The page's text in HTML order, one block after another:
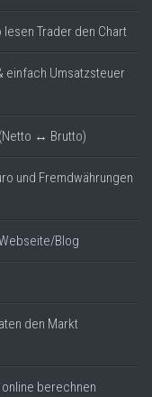
Trader den Chart
einfach Umsatzsteuer
↔ Brutto)
und Fremdwährungen
Blog
den Markt
berechnen